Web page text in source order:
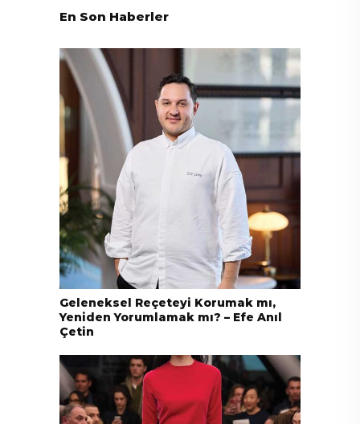
En Son Haberler
Geleneksel Reçeteyi Korumak mı,
Yeniden Yorumlamak mı? – Efe Anıl
Çetin